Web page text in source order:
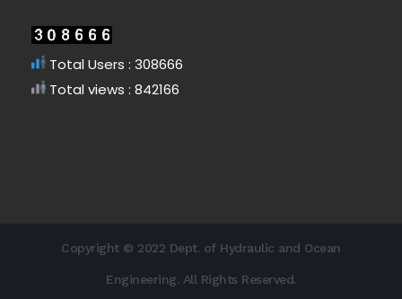
Total Users : 308666
Total views : 842166
Copyright © 2022 Dept. of Hydraulic and Ocean
Engineering. All Rights Reserved.